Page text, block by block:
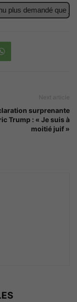
demandé que
Next article
surprenante
Trump : « Je suis à
moitié juif »